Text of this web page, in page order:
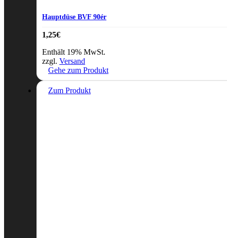
Hauptdüse BVF 90ér
1,25€
Enthält 19% MwSt.
zzgl. Versand
Gehe zum Produkt
Zum Produkt